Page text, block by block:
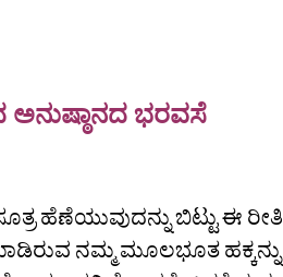
ಭರವಸೆ
ಹೆಣೆಯುವುದನ್ನು ಬಿಟ್ಟು ಈ ರೀತಿ
ನಮ್ಮ ಮೂಲಭೂತ ಹಕ್ಕನ್ನು